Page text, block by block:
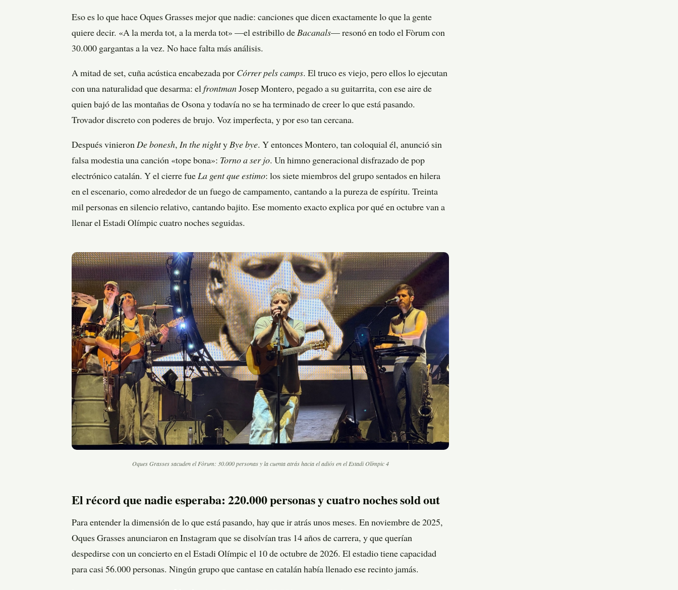
Eso es lo que hace Oques Grasses mejor que nadie: canciones que dicen exactamente lo que la gente
quiere decir. «A la merda tot, a la merda tot» —el estribillo de Bacanals— resonó en todo el Fòrum con
30.000 gargantas a la vez. No hace falta más análisis.
A mitad de set, cuña acústica encabezada por Córrer pels camps. El truco es viejo, pero ellos lo ejecutan
con una naturalidad que desarma: el frontman Josep Montero, pegado a su guitarrita, con ese aire de
quien bajó de las montañas de Osona y todavía no se ha terminado de creer lo que está pasando.
Trovador discreto con poderes de brujo. Voz imperfecta, y por eso tan cercana.
Después vinieron De bonesh, In the nighty Bye bye. Y entonces Montero, tan coloquial él, anunció sin
falsa modestia una canción «tope bona»: Torno a ser jo. Un himno generacional disfrazado de pop
electrónico catalán. Y el cierre fue La gent que estimo: los siete miembros del grupo sentados en hilera
en el escenario, como alrededor de un fuego de campamento, cantando a la pureza de espíritu. Treinta
mil personas en silencio relativo, cantando bajito. Ese momento exacto explica por qué en octubre van a
llenar el Estadi Olímpic cuatro noches seguidas.
Oques Grasses sacuden el Fòrum: 30.000 personas y la cuenta atrás hacia el adiós en el Estadi Olímpic 4
El récord que nadie esperaba: 220.000 personas y cuatro noches sold out
Para entender la dimensión de lo que está pasando, hay que ir atrás unos meses. En noviembre de 2025,
Oques Grasses anunciaron en Instagram que se disolvían tras 14 años de carrera, y que querían
despedirse con un concierto en el Estadi Olímpic el 10 de octubre de 2026. El estadio tiene capacidad
para casi 56.000 personas. Ningún grupo que cantase en catalán había llenado ese recinto jamás.